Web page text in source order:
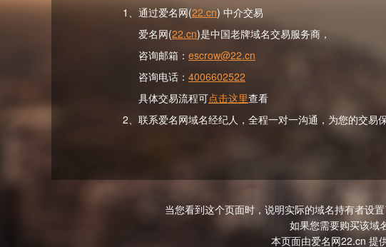
1、通过爱名网(22.cn) 中介交易
爱名网(22.cn)是中国老牌域名交易服务商，
咨询邮箱： escrow@22.cn
咨询电话： 4006602522
具体交易流程可点击这里查看
2、联系爱名网域名经纪人，全程一对一沟通，为您的交易
当您看到这个页面时，说明实际的域名持有者设
如果您需要购买该域
本页面由爱名网22.cn 提